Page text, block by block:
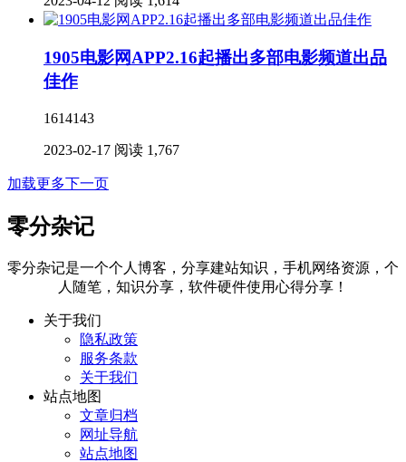
1905电影网APP2.16起播出多部电影频道出品
佳作
1614143
2023-02-17 阅读 1,767
加载更多下一页
零分杂记
零分杂记是一个个人博客，分享建站知识，手机网络资源，个
人随笔，知识分享，软件硬件使用心得分享！
关于我们
隐私政策
服务条款
关于我们
站点地图
文章归档
网址导航
站点地图